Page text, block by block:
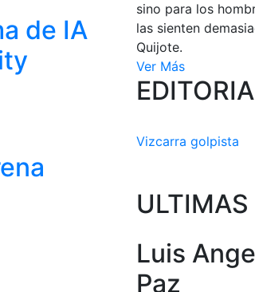
de IA
sino para los
las sienten
Quijote.
Ver Más
Vizcarra golpista
Luis
Paz